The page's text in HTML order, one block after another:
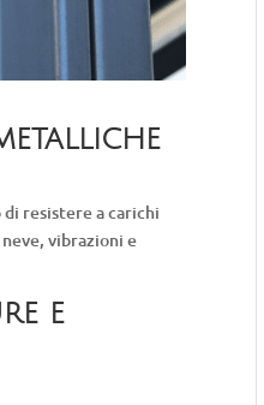
resistere a carichi
vibrazioni e
e